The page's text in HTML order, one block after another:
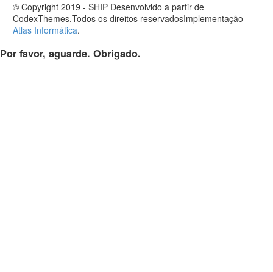
© Copyright 2019 - SHIP Desenvolvido a partir de
CodexThemes.Todos os direitos reservadosImplementação
Atlas Informática.
Por favor, aguarde. Obrigado.